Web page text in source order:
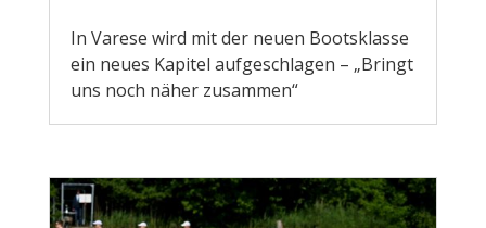
In Varese wird mit der neuen Bootsklasse
ein neues Kapitel aufgeschlagen – „Bringt
uns noch näher zusammen“